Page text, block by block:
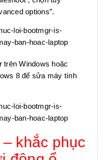
options”.
trên Windows hoặc
8 để sửa máy tính
khắc phục